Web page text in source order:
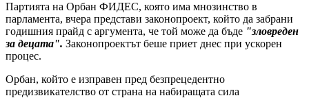
Партията на Орбан ФИДЕС, която има мнозинство в
парламента, вчера представи законопроект, който да забрани
годишния прайд с аргумента, че той може да бъде "зловреден
за децата". Законопроектът беше приет днес при ускорен
процес.
Орбан, който е изправен пред безпрецедентно
предизвикателство от страна на набиращата сила